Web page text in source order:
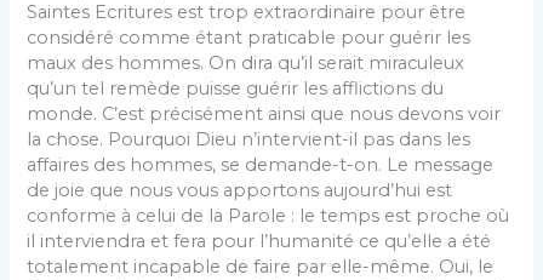
Saintes Ecritures est trop extraordinaire pour être
considéré comme étant praticable pour guérir les
maux des hommes. On dira qu’il serait miraculeux
qu’un tel remède puisse guérir les afflictions du
monde. C’est précisément ainsi que nous devons voir
la chose. Pourquoi Dieu n’intervient-il pas dans les
affaires des hommes, se demande-t-on. Le message
de joie que nous vous apportons aujourd’hui est
conforme à celui de la Parole : le temps est proche où
il interviendra et fera pour l’humanité ce qu’elle a été
totalement incapable de faire par elle-même. Oui, le